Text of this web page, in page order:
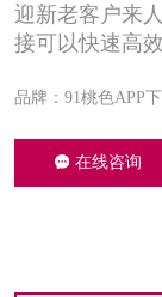
迎新老客户来
接可以快速高
品牌：91桃色APP
在线咨询